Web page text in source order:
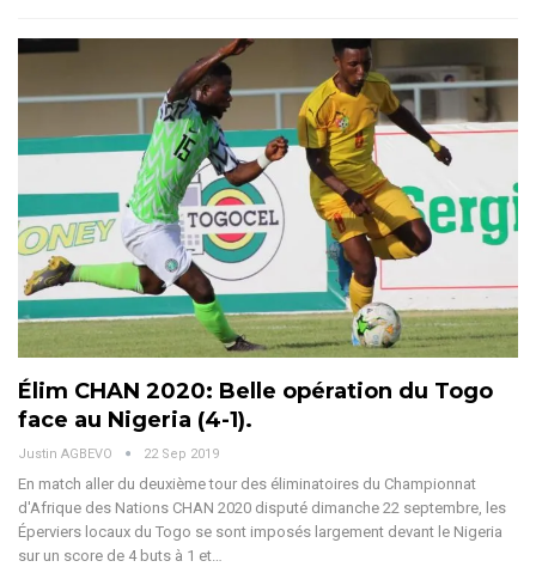
Élim CHAN 2020: Belle opération du Togo
face au Nigeria (4-1).
Justin AGBEVO 22 Sep 2019
En match aller du deuxième tour des éliminatoires du Championnat
d'Afrique des Nations CHAN 2020 disputé dimanche 22 septembre, les
Éperviers locaux du Togo se sont imposés largement devant le Nigeria
sur un score de 4 buts à 1 et…